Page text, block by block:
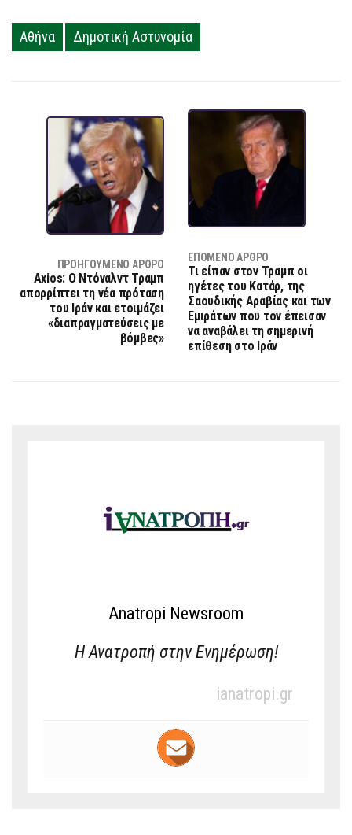
Αθήνα Δημοτική Αστυνομία
ΠΡΟΗΓΟΎΜΕΝΟ ΆΡΘΡΟ
Axios: Ο Ντόναλντ Τραμπ
απορρίπτει τη νέα πρόταση
του Ιράν και ετοιμάζει
«διαπραγματεύσεις με
βόμβες»
ΕΠΌΜΕΝΟ ΆΡΘΡΟ
Τι είπαν στον Τραμπ οι
ηγέτες του Κατάρ, της
Σαουδικής Αραβίας και των
Εμιράτων που τον έπεισαν
να αναβάλει τη σημερινή
επίθεση στο Ιράν
Anatropi Newsroom
Η Ανατροπή στην Ενημέρωση!
ianatropi.gr